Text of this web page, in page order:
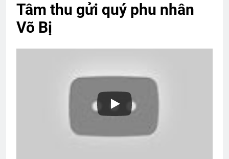
CTBCTY Tập IV chương 37
3 Years Ago
3 Years Ago
Tâm thu gửi quý phu nhân
Võ Bị